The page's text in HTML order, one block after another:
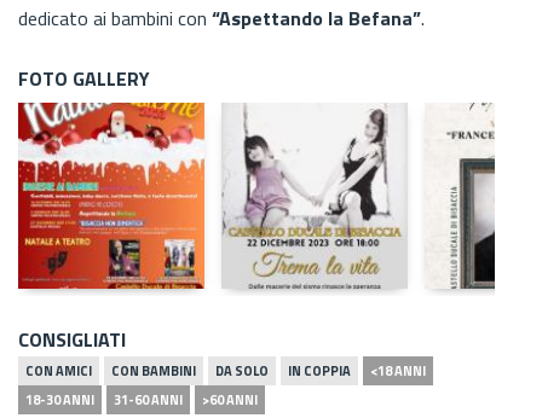
dedicato ai bambini con “Aspettando la Befana”.
FOTO GALLERY
CONSIGLIATI
CON AMICI CON BAMBINI DA SOLO IN COPPIA
<18 ANNI
18-30 ANNI
31-60 ANNI >60 ANNI